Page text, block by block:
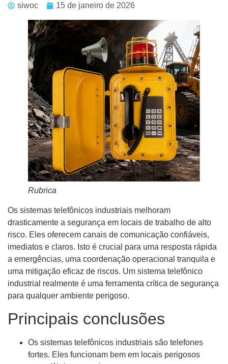
siwoc 15 de janeiro de 2026
Rubrica
Os sistemas telefônicos industriais melhoram
drasticamente a segurança em locais de trabalho de alto
risco. Eles oferecem canais de comunicação confiáveis,
imediatos e claros. Isto é crucial para uma resposta rápida
a emergências, uma coordenação operacional tranquila e
uma mitigação eficaz de riscos. Um sistema telefônico
industrial realmente é uma ferramenta crítica de segurança
para qualquer ambiente perigoso.
Principais conclusões
Os sistemas telefônicos industriais são telefones
fortes. Eles funcionam bem em locais perigosos